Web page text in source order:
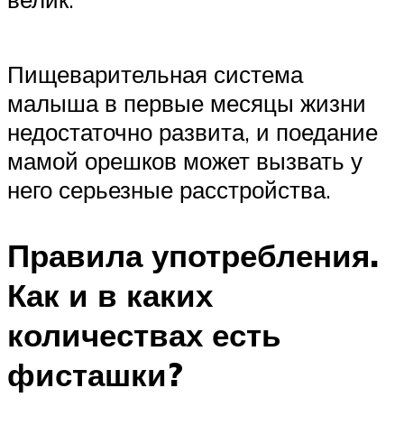
Пищеварительная система
малыша в первые месяцы жизни
недостаточно развита, и поедание
мамой орешков может вызвать у
него серьезные расстройства.
Правила употребления.
Как и в каких
количествах есть
фисташки?